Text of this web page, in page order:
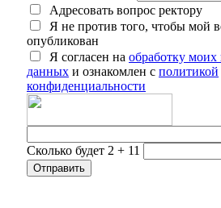
Адресовать вопрос ректору
Я не против того, чтобы мой
опубликован
Я согласен на обработку
данных и ознакомлен с политикой
конфиденциальности
Сколько будет 2 + 11